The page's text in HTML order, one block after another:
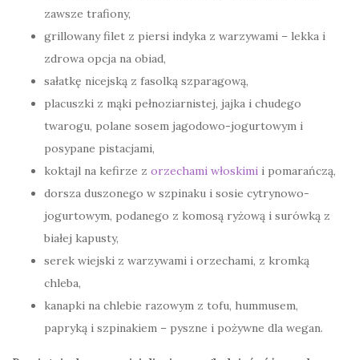
zawsze trafiony,
grillowany filet z piersi indyka z warzywami – lekka i
zdrowa opcja na obiad,
sałatkę nicejską z fasolką szparagową,
placuszki z mąki pełnoziarnistej, jajka i chudego
twarogu, polane sosem jagodowo-jogurtowym i
posypane pistacjami,
koktajl na kefirze z orzechami włoskimi i pomarańczą,
dorsza duszonego w szpinaku i sosie cytrynowo-
jogurtowym, podanego z komosą ryżową i surówką z
białej kapusty,
serek wiejski z warzywami i orzechami, z kromką
chleba,
kanapki na chlebie razowym z tofu, hummusem,
papryką i szpinakiem – pyszne i pożywne dla wegan.